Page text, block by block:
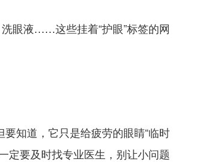
眼液……这些挂着“护眼”标签的网
知道，它只是给疲劳的眼睛“临时
定要及时找专业医生，别让小问题